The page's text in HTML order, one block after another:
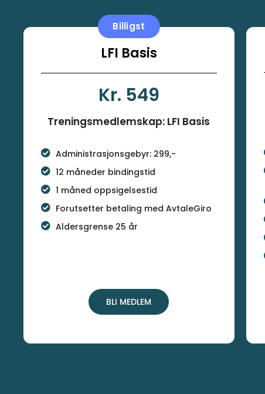
Billigst
LFI Basis
Kr. 549
Treningsmedlemskap: LFI Basis
Administrasjonsgebyr: 299,-
12 måneder bindingstid
1 måned oppsigelsestid
Forutsetter betaling med AvtaleGiro
Aldersgrense 25 år
BLI MEDLEM